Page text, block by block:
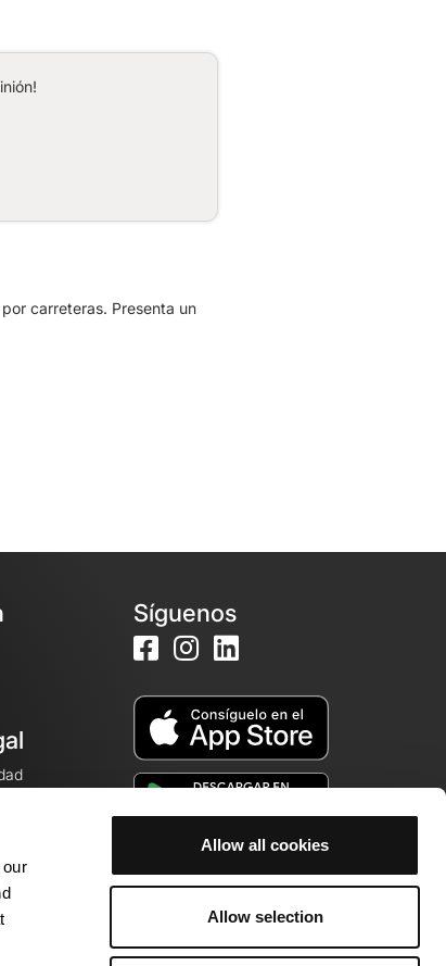
Allow all cookies
Allow selection
carreteras. Presenta un
Síguenos